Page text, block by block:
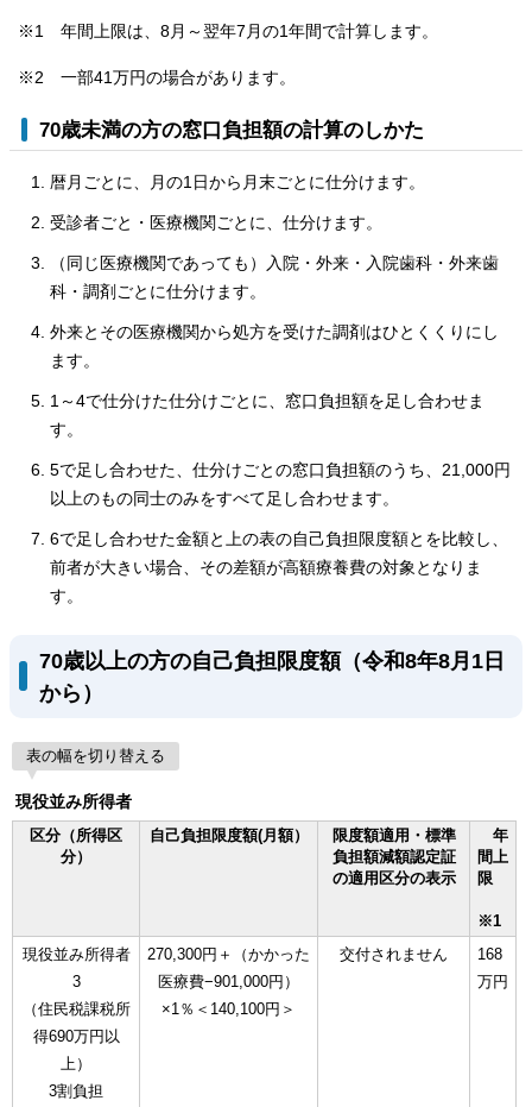
※1 年間上限は、8月～翌年7月の1年間で計算します。
※2 一部41万円の場合があります。
70歳未満の方の窓口負担額の計算のしかた
暦月ごとに、月の1日から月末ごとに仕分けます。
受診者ごと・医療機関ごとに、仕分けます。
（同じ医療機関であっても）入院・外来・入院歯科・外来歯
科・調剤ごとに仕分けます。
外来とその医療機関から処方を受けた調剤はひとくくりにし
ます。
1～4で仕分けた仕分けごとに、窓口負担額を足し合わせま
す。
5で足し合わせた、仕分けごとの窓口負担額のうち、21,000円
以上のもの同士のみをすべて足し合わせます。
6で足し合わせた金額と上の表の自己負担限度額とを比較し、
前者が大きい場合、その差額が高額療養費の対象となりま
す。
70歳以上の方の自己負担限度額（令和8年8月1日
から）
表の幅を切り替える
現役並み所得者
区分（所得区
分）
自己負担限度額(月額）
限度額適用・標準
負担額減額認定証
の適用区分の表示
年
間上
限
※1
現役並み所得者
3
（住民税課税所
得690万円以
上）
3割負担
270,300円＋（かかった
医療費−901,000円）
×1％＜140,100円＞
交付されません
168
万円